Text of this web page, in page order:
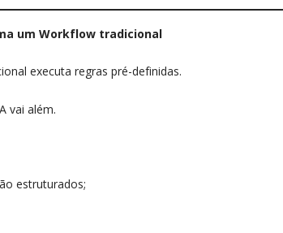
um Workflow tradicional
executa regras pré-definidas.
vai além.
estruturados;